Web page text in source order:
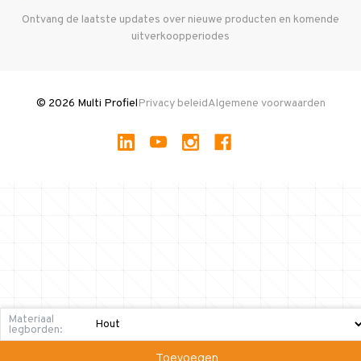
Gebruikte entresolvloeren
Ontvang de laatste updates over nieuwe producten en komende
uitverkoopperiodes
© 2026 Multi ProfielPrivacy beleidAlgemene voorwaarden
Materiaal
legborden:
Toevoegen